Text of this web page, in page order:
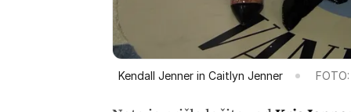
Kendall Jenner in Caitlyn Jenner